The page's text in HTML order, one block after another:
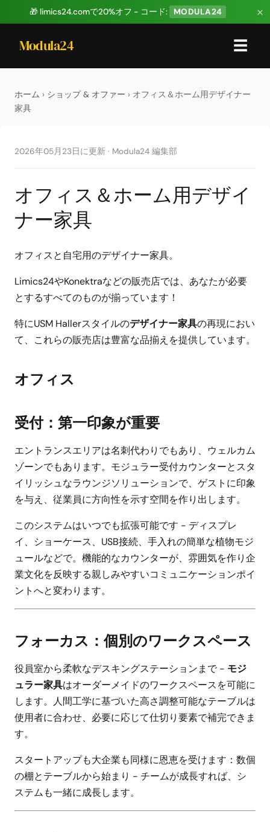
🎁 limics24.comで20%オフ - コード: MODULA24 ×
Modula24 ☰
ホーム › ショップ & オファー › オフィス＆ホーム用デザイナー
家具
2026年05月23日に更新 · Modula24 編集部
オフィス＆ホーム用デザイ
ナー家具
オフィスと自宅用のデザイナー家具。
Limics24やKonektraなどの販売店では、あなたが必要
とするすべてのものが揃っています！
特にUSM Hallerスタイルのデザイナー家具の再現におい
て、これらの販売店は豊富な品揃えを提供しています。
オフィス
受付：第一印象が重要
エントランスエリアは名刺代わりでもあり、ウェルカム
ゾーンでもあります。モジュラー受付カウンターとスタ
イリッシュなラウンジソリューションで、ゲストに印象
を与え、従業員に方向性を示す空間を作り出します。
このシステムはいつでも拡張可能です - ディスプレ
イ、ショーケース、USB接続、手入れの簡単な植物モジ
ュールなどで。機能的なカウンターが、雰囲気を作り企
業文化を反映する親しみやすいコミュニケーションポイ
ントへと変わります。
フォーカス：個別のワークスペース
役員室から柔軟なデスキングステーションまで - モジ
ュラー家具はオーダーメイドのワークスペースを可能に
します。人間工学に基づいた高さ調整可能なテーブルは
使用者に合わせ、必要に応じて仕切り要素で補完できま
す。
スタートアップも大企業も同様に恩恵を受けます：数個
の棚とテーブルから始まり - チームが成長すれば、シ
ステムも一緒に成長します。